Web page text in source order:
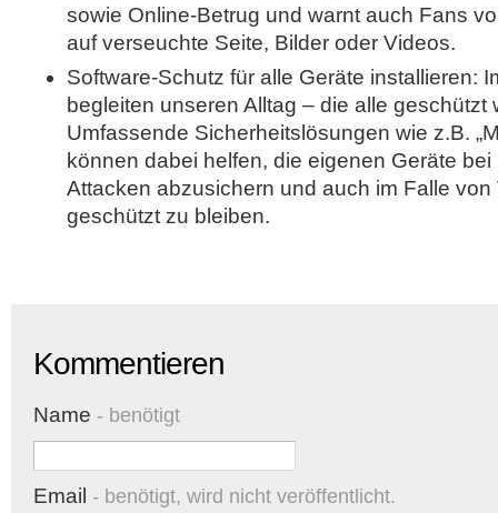
sowie Online-Betrug und warnt auch Fans
auf verseuchte Seite, Bilder oder Videos.
Software-Schutz für alle Geräte installieren:
begleiten unseren Alltag – die alle geschützt
Umfassende Sicherheitslösungen wie z.B.
können dabei helfen, die eigenen Geräte
Attacken abzusichern und auch im Falle
geschützt zu bleiben.
Kommentieren
Name - benötigt
Email - benötigt, wird nicht veröffentlicht.